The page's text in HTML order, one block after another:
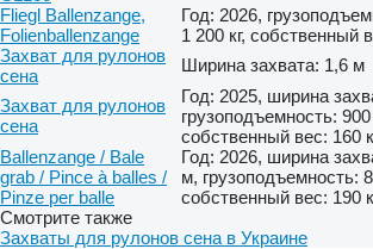
Fliegl Ballenzange,
Folienballenzange
Год: 2026,
1 200 кг, собственный
Захват для рулонов
сена
Ширина захвата: 1,6 м
Захват для рулонов
сена
Год: 2025, ширина
грузоподъемность: 900
собственный вес: 160
Ballenzange / Bale
grab / Pince à balles /
Pinze per balle
Год: 2026, ширина
м, грузоподъемность:
собственный вес: 190
Смотрите также
Захваты для рулонов сена в Украине